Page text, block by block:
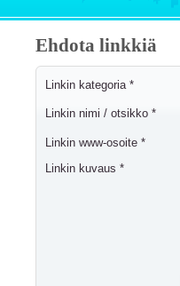
Ehdota linkkiä
Linkin kategoria *
Linkin nimi / otsikko *
Linkin www-osoite *
Linkin kuvaus *